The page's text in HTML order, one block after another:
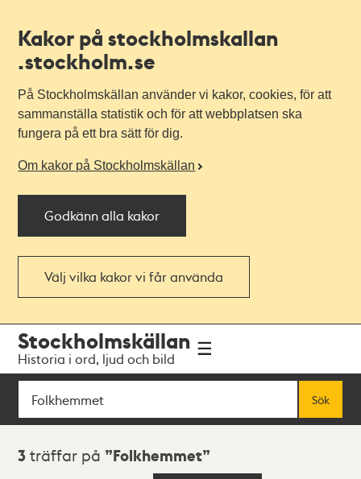
Kakor på stockholmskallan
.stockholm.se
På Stockholmskällan använder vi kakor, cookies, för att
sammanställa statistik och för att webbplatsen ska
fungera på ett bra sätt för dig.
Om kakor på Stockholmskällan
Godkänn alla kakor
Välj vilka kakor vi får använda
navigationen
huvudinnehållet
Stockholmskällan
Historia i ord, ljud och bild
Sök
Sök
Sökresultat
3 träffar på Folkhemmet